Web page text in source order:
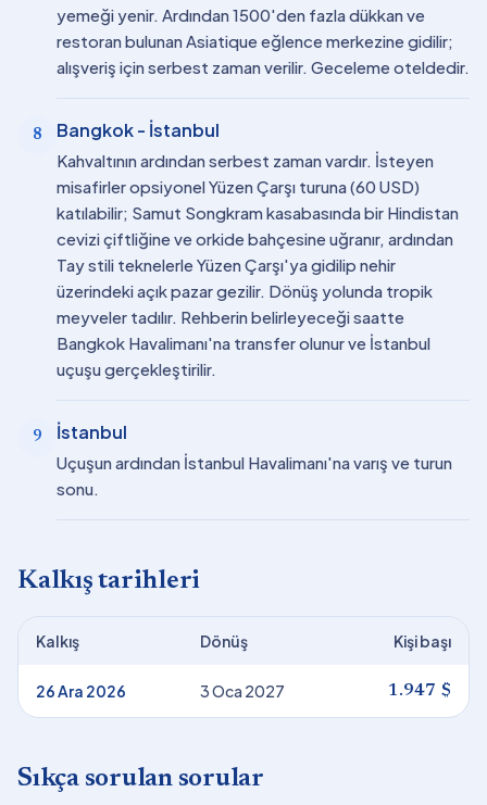
yemeği yenir. Ardından 1500'den fazla dükkan ve
restoran bulunan Asiatique eğlence merkezine gidilir;
alışveriş için serbest zaman verilir. Geceleme oteldedir.
8 Bangkok - İstanbul
Kahvaltının ardından serbest zaman vardır. İsteyen
misafirler opsiyonel Yüzen Çarşı turuna (60 USD)
katılabilir; Samut Songkram kasabasında bir Hindistan
cevizi çiftliğine ve orkide bahçesine uğranır, ardından
Tay stili teknelerle Yüzen Çarşı'ya gidilip nehir
üzerindeki açık pazar gezilir. Dönüş yolunda tropik
meyveler tadılır. Rehberin belirleyeceği saatte
Bangkok Havalimanı'na transfer olunur ve İstanbul
uçuşu gerçekleştirilir.
9 İstanbul
Uçuşun ardından İstanbul Havalimanı'na varış ve turun
sonu.
Kalkış tarihleri
Kalkış Dönüş Kişi başı
26 Ara 2026 3 Oca 2027 1.947 $
Sıkça sorulan sorular